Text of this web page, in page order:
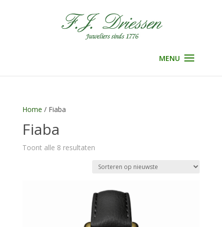
Home / Fiaba
Fiaba
Toont alle 8 resultatenGesorteerd
nieuwste